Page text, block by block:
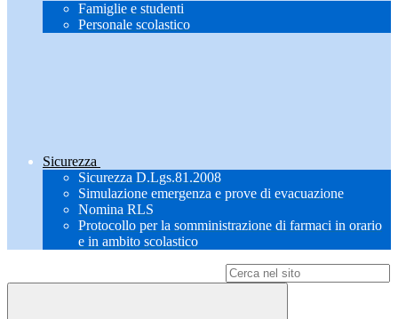
Famiglie e studenti
Personale scolastico
Sicurezza
Sicurezza D.Lgs.81.2008
Simulazione emergenza e prove di evacuazione
Nomina RLS
Protocollo per la somministrazione di farmaci in orario
e in ambito scolastico